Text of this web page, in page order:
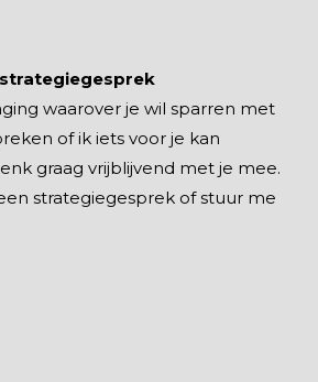
waarover je wil sparren met
of ik iets voor je kan
graag vrijblijvend met je mee.
strategiegesprek of stuur me